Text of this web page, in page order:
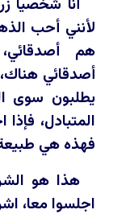
أنا شخصيا
لأنني أحب
هم
أصدقائي
يطلبون سوى
المتبادل،
فهذه هي
هذا هو
اجلسوا معا،